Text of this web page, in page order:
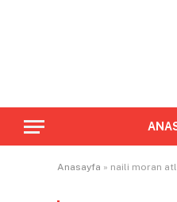
Anasayfa » naili moran